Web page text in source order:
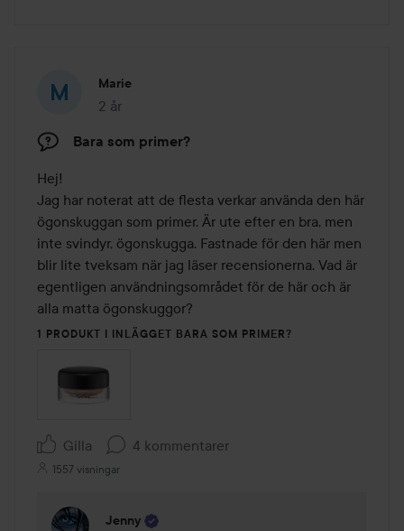
Marie
2 år
Inlägget skapades 2 år
Bara som primer?
Hej!
Jag har noterat att de flesta verkar använda den här
ögonskuggan som primer. Är ute efter en bra, men
inte svindyr, ögonskugga. Fastnade för den här men
blir lite tveksam när jag läser recensionerna. Vad är
egentligen användningsområdet för de här och är
alla matta ögonskuggor?
1 PRODUKT I INLÄGGET BARA SOM PRIMER?
Gilla 4 kommentarer
1557 visningar
Jenny